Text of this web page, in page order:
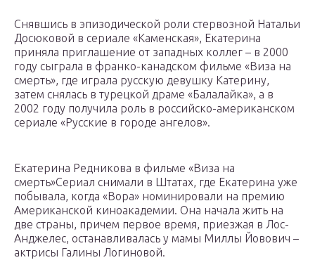
Снявшись в эпизодической роли стервозной Натальи
Досюковой в сериале «Каменская», Екатерина
приняла приглашение от западных коллег – в 2000
году сыграла в франко-канадском фильме «Виза на
смерть», где играла русскую девушку Катерину,
затем снялась в турецкой драме «Балалайка», а в
2002 году получила роль в российско-американском
сериале «Русские в городе ангелов».
Екатерина Редникова в фильме «Виза на
смерть»Сериал снимали в Штатах, где Екатерина уже
побывала, когда «Вора» номинировали на премию
Американской киноакадемии. Она начала жить на
две страны, причем первое время, приезжая в Лос-
Анджелес, останавливалась у мамы Миллы Йовович –
актрисы Галины Логиновой.